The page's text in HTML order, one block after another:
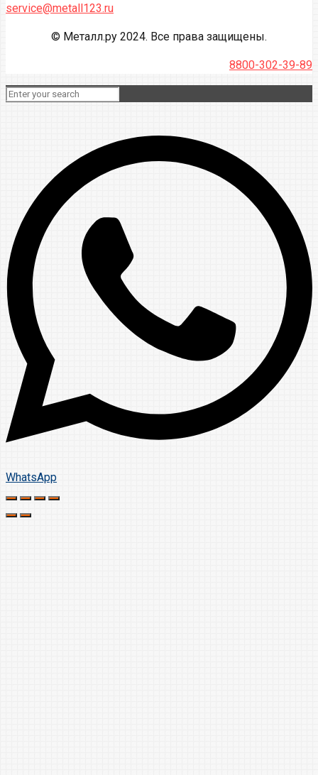
service@metall123.ru
© Металл.ру 2024. Все права защищены.
8800-302-39-89
WhatsApp